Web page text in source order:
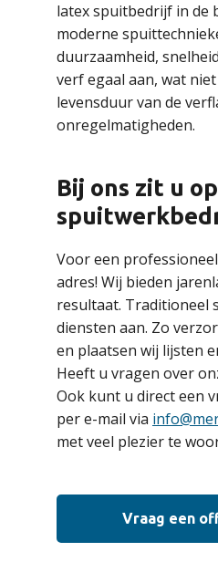
latex spuitbedrijf in de
moderne
duurzaamheid,
verf egaal aan, wat
levensduur van de
onregelmatigheden.
Bij ons zit u
Voor een
adres! Wij bieden
resultaat. Traditioneel
diensten aan. Zo
en plaatsen wij lijsten
Heeft u vragen over
Ook kunt u direct een
per e-mail via
met veel plezier te
Vraag een